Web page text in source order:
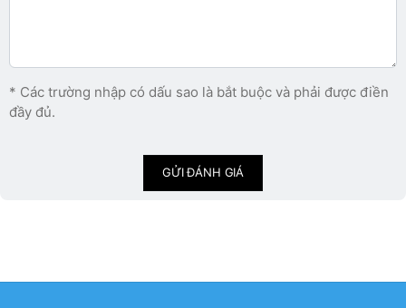
* Các trường nhập có dấu sao là bắt buộc và phải được điền
đầy đủ.
GỬI ĐÁNH GIÁ